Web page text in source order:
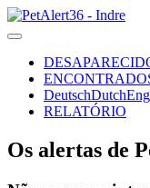
DeutschDutch
RELATÓRIO
Os alertas de